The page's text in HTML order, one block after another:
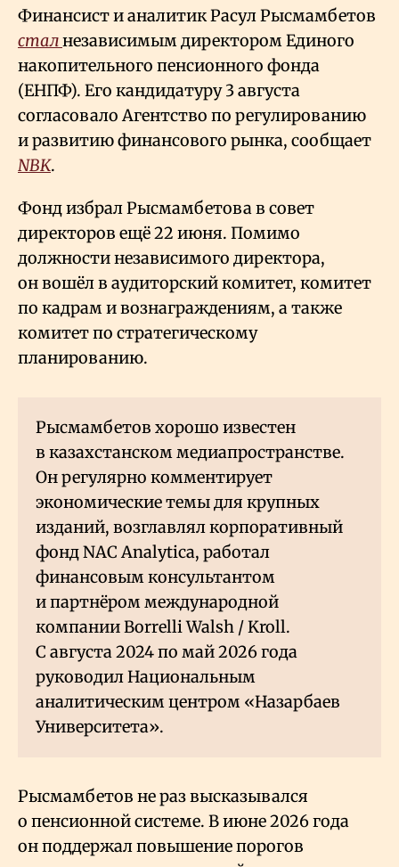
Финансист и аналитик Расул Рысмамбетов
сталнезависимым директором Единого
накопительного пенсионного фонда
(ЕНПФ). Его кандидатуру 3 августа
согласовало Агентство по регулированию
и развитию финансового рынка, сообщает
NBK.
Фонд избрал Рысмамбетова в совет
директоров ещё 22 июня. Помимо
должности независимого директора,
он вошёл в аудиторский комитет, комитет
по кадрам и вознаграждениям, а также
комитет по стратегическому
планированию.
Рысмамбетов хорошо известен
в казахстанском медиапространстве.
Он регулярно комментирует
экономические темы для крупных
изданий, возглавлял корпоративный
фонд NAC Analytica, работал
финансовым консультантом
и партнёром международной
компании Borrelli Walsh / Kroll.
С августа 2024 по май 2026 года
руководил Национальным
аналитическим центром «Назарбаев
Университета».
Рысмамбетов не раз высказывался
о пенсионной системе. В июне 2026 года
он поддержал повышение порогов